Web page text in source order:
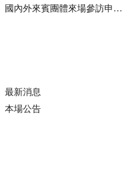
國內外來賓團體來場參訪申請流程
最新消息
本場公告